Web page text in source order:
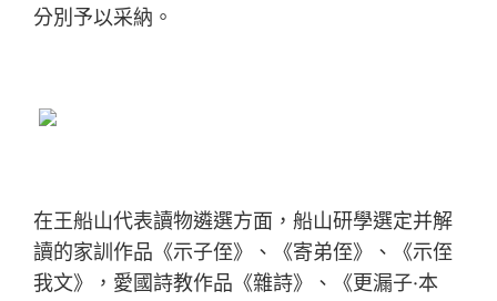
分別予以采納。
在王船山代表讀物遴選方面，船山研學選定并解
讀的家訓作品《示子侄》、《寄弟侄》、《示侄
我文》，愛國詩教作品《雜詩》、《更漏子·本